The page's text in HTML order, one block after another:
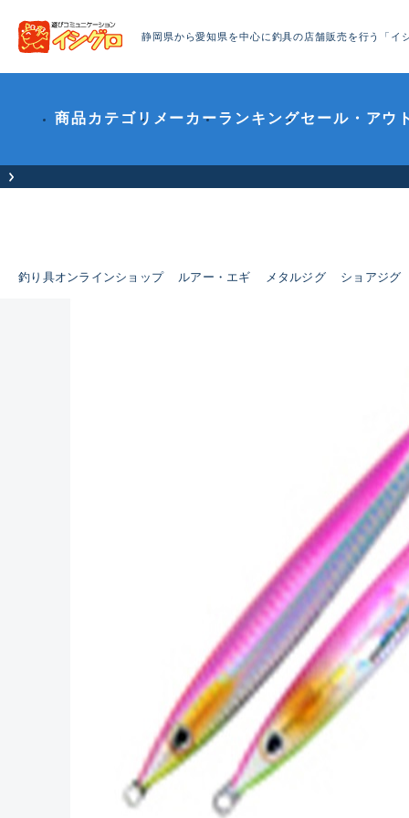
静岡県から愛知県を中心に釣具の店舗販売を行う「イ
商品カテゴリ メーカーランキングセール・アウ
釣り具オンラインショップ ルアー・エギ メタルジグ ショアジグ